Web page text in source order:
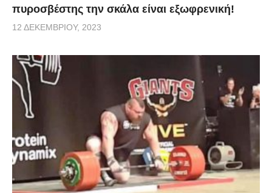
πυροσβέστης την σκάλα είναι εξωφρενική!
12 ΔΕΚΕΜΒΡΊΟΥ, 2023